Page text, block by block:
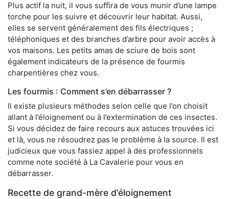
Plus actif la nuit, il vous suffira de vous munir d’une lampe
torche pour les suivre et découvrir leur habitat. Aussi,
elles se servent généralement des fils électriques ;
téléphoniques et des branches d’arbre pour avoir accès à
vos maisons. Les petits amas de sciure de bois sont
également indicateurs de la présence de fourmis
charpentières chez vous.
Les fourmis : Comment s’en débarrasser ?
Il existe plusieurs méthodes selon celle que l’on choisit
allant à l’éloignement ou à l’extermination de ces insectes.
Si vous décidez de faire recours aux astuces trouvées ici
et là, vous ne résoudrez pas le problème à la source. Il est
judicieux que vous fassiez appel à des professionnels
comme note société à La Cavalerie pour vous en
débarrasser.
Recette de grand-mère d’éloignement